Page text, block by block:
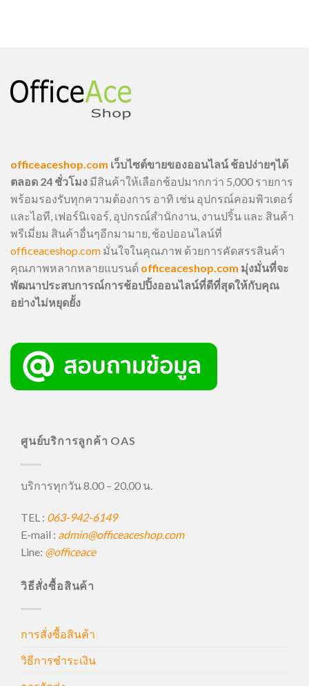
officeaceshop.com เว็บไซต์ขายของออนไลน์ ช้อปง่ายๆได้
ตลอด 24 ชั่วโมง มีสินค้าให้เลือกช้อปมากกว่า 5,000 รายการ
พร้อมรองรับทุกความต้องการ อาทิ เช่น อุปกรณ์คอมพิวเตอร์
และไอที, เฟอร์นิเจอร์, อุปกรณ์สำนักงาน, งานปริ้น และ สินค้า
พรีเมี่ยม สินค้าอื่นๆอีกมามาย, ช้อปออนไลน์ที่
officeaceshop.com มั่นใจในคุณภาพ ด้วยการคัดสรรสินค้า
คุณภาพหลากหลายแบรนด์ officeaceshop.com มุ่งมั่นที่จะ
พัฒนาประสบการณ์การช้อปปิ้งออนไลน์ที่ดีที่สุดให้กับคุณ
อย่างไม่หยุดยั้ง
ศูนย์บริการลูกค้า OAS
บริการทุกวัน 8.00 – 20.00 น.
TEL : 063-942-6149
E-mail : admin@officeaceshop.com
Line: @officeace
วิธีสั่งซื้อสินค้า
การสั่งซื้อสินค้า
วิธีการชำระเงิน